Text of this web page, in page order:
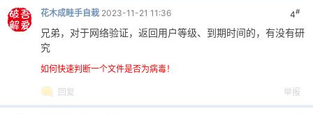
4#
花木成畦手自栽 2023-11-21 11:36
兄弟，对于网络验证，返回用户等级、到期时间的，有没有研
究
如何快速判断一个文件是否为病毒！
回复 举报